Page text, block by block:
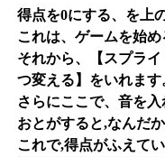
得点を0にする、を上
これは、ゲームを始め
それから、【スプラ
つ変える】をいれます
さらにここで、音を入
おとがすると,なんだ
これで,得点がふえてい